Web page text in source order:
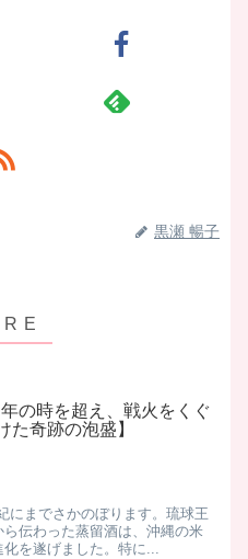
黒瀬 暢子
年の時を超え、戦火をくぐ
た奇跡の泡盛】
までさかのぼります。 ​ 琉球王
伝わった蒸留酒は、沖縄の米
を遂げました。 ​ 特に...